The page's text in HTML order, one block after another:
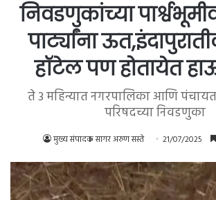
निवडणुकांच्या
पार्ट्यांना
हॉटेल पण होतायेत
ते 3 महिन्यात नगरपालिका आणि
परिषदच्या निवडणुका
मुख्य संपादक सागर अरुण सस्ते 21/07/2025